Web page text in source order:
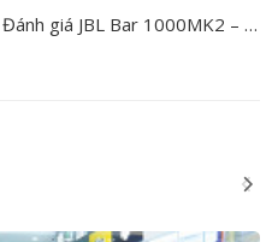
Đánh giá JBL Bar 1000MK2 – Hệ thống soundbar cao cấp ấn tượng nhất đến từ nhà JBL